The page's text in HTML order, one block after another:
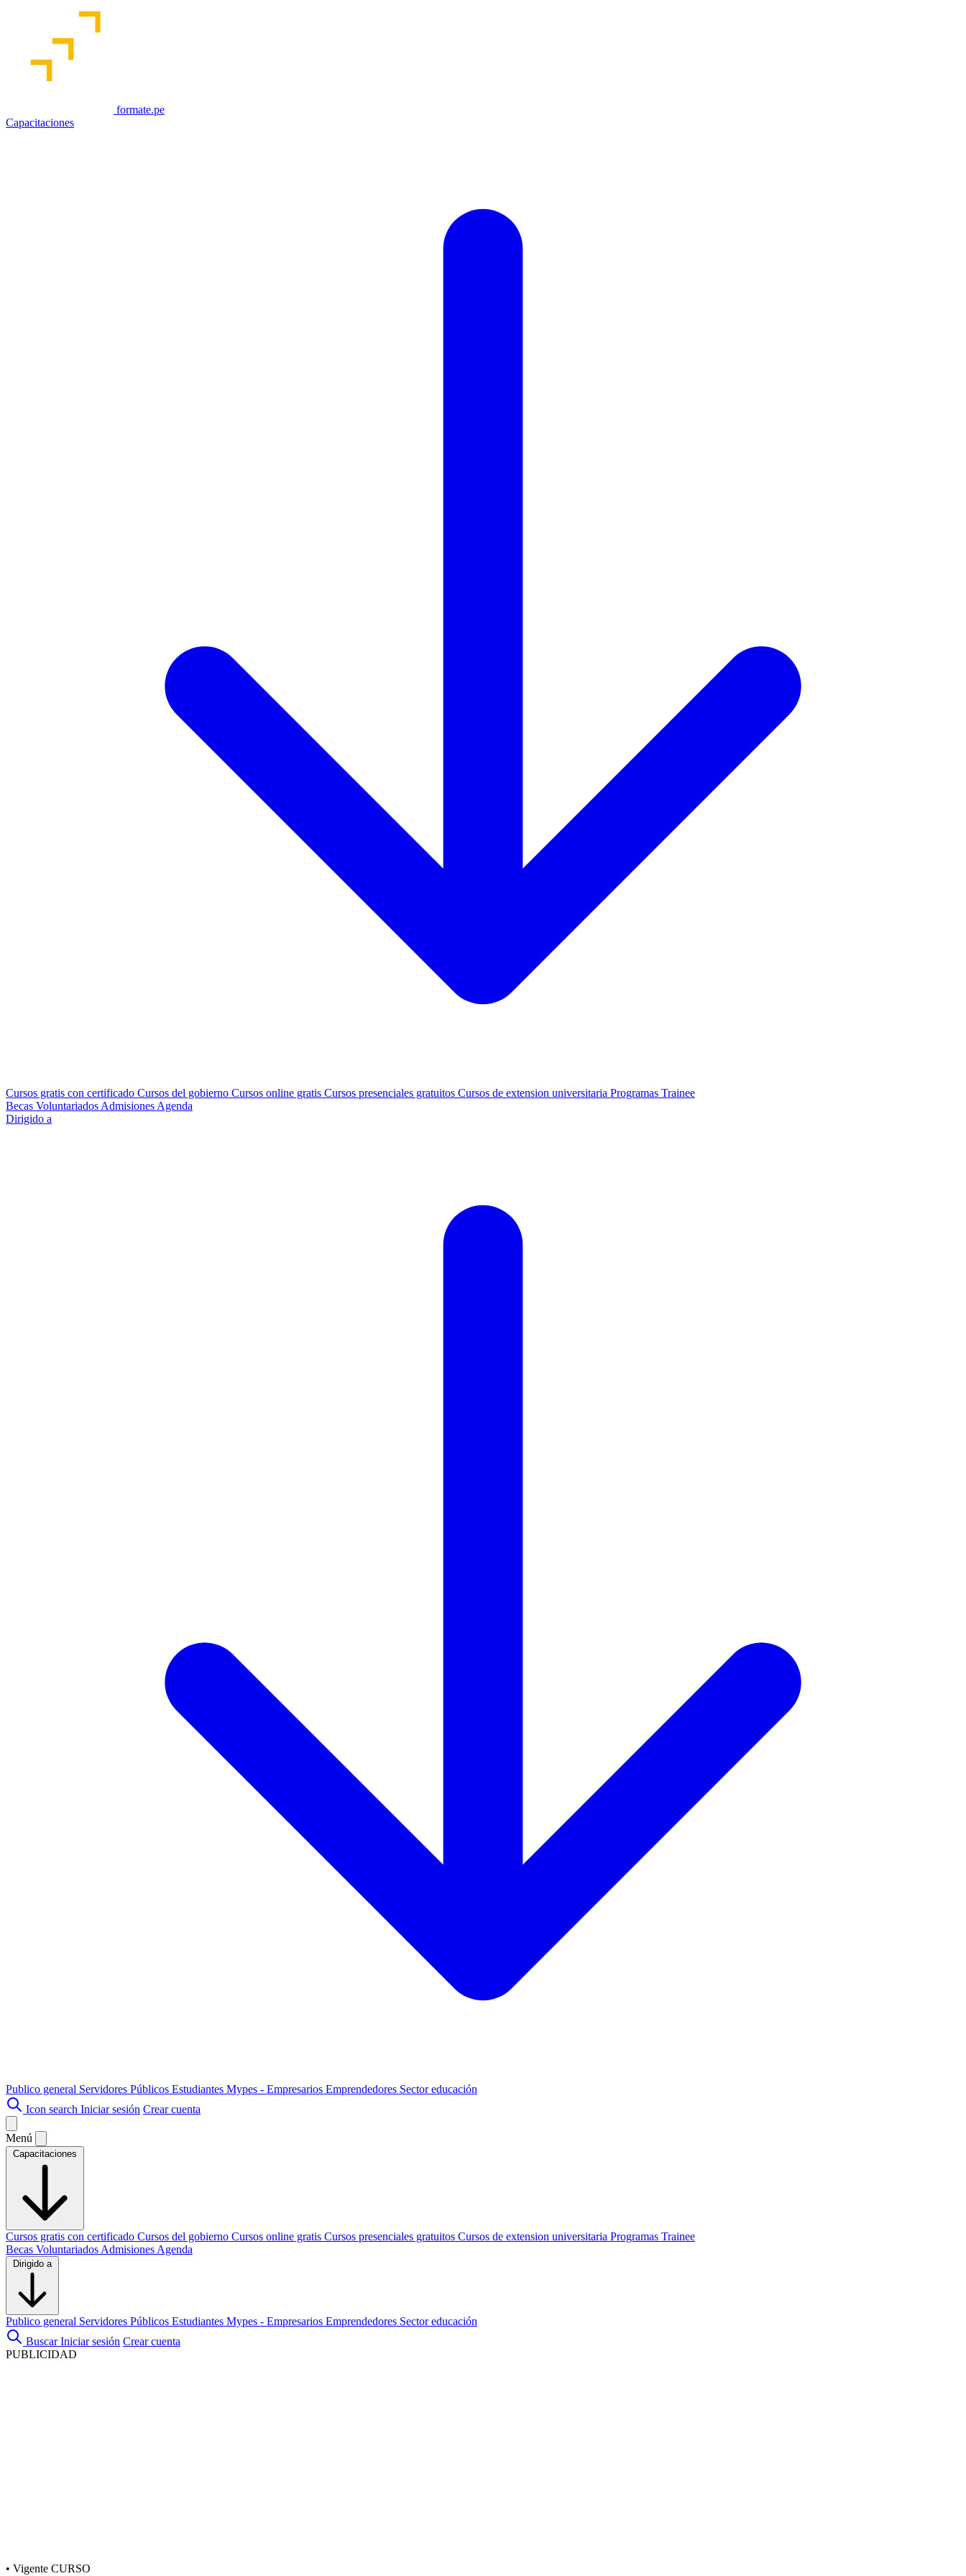
formate.pe
Capacitaciones
Cursos gratis con certificado Cursos del gobierno Cursos online gratis Cursos presenciales gratuitos Cursos de extension universitaria Programas Trainee
Becas Voluntariados Admisiones Agenda
Dirigido a
Publico general Servidores Públicos Estudiantes Mypes - Empresarios Emprendedores Sector educación
Icon search Iniciar sesión Crear cuenta
Menú
Capacitaciones
Cursos gratis con certificado Cursos del gobierno Cursos online gratis Cursos presenciales gratuitos Cursos de extension universitaria Programas Trainee
Becas Voluntariados Admisiones Agenda
Dirigido a
Publico general Servidores Públicos Estudiantes Mypes - Empresarios Emprendedores Sector educación
Buscar Iniciar sesión Crear cuenta
PUBLICIDAD
• Vigente CURSO